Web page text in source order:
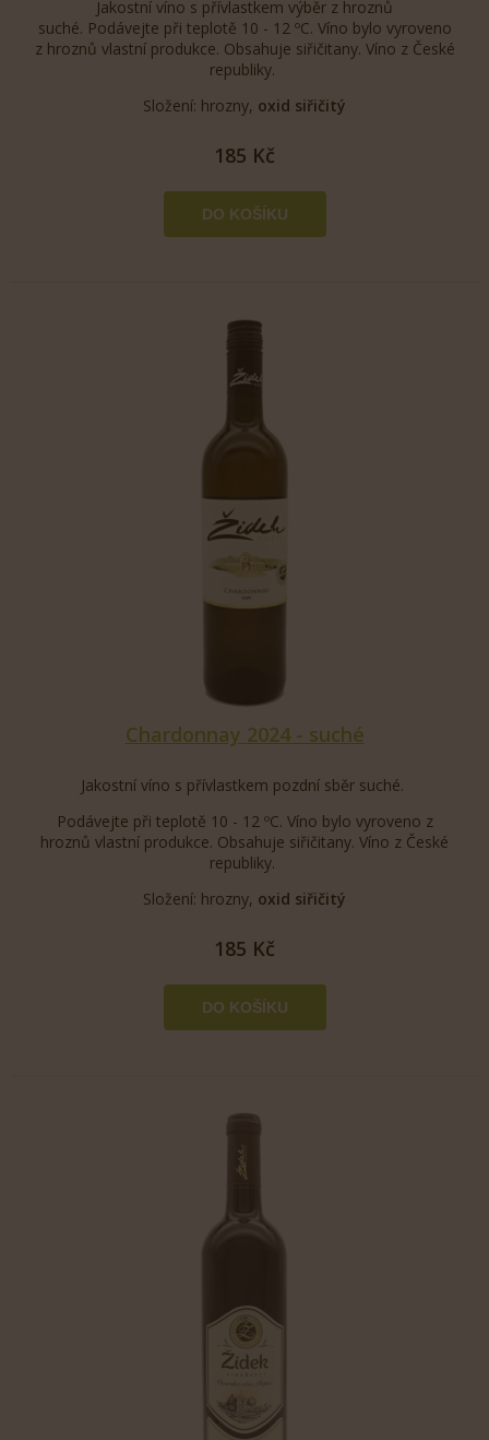
Jakostní víno s přívlastkem výběr z hroznů
suché. Podávejte při teplotě 10 - 12 ºC. Víno bylo vyroveno
z hroznů vlastní produkce. Obsahuje siřičitany. Víno z České
republiky.
Složení: hrozny, oxid siřičitý
185 Kč
Chardonnay 2024 - suché
Jakostní víno s přívlastkem pozdní sběr suché.
Podávejte při teplotě 10 - 12 ºC. Víno bylo vyroveno z
hroznů vlastní produkce. Obsahuje siřičitany. Víno z České
republiky.
Složení: hrozny, oxid siřičitý
185 Kč